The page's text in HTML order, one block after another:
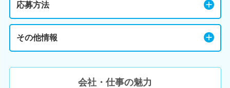
応募方法
その他情報
会社・仕事の魅力